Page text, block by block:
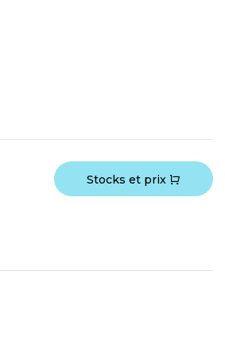
Stocks et prix